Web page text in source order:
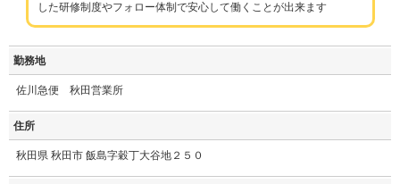
した研修制度やフォロー体制で安心して働くことが出来ます
勤務地
佐川急便 秋田営業所
住所
秋田県 秋田市 飯島字穀丁大谷地２５０